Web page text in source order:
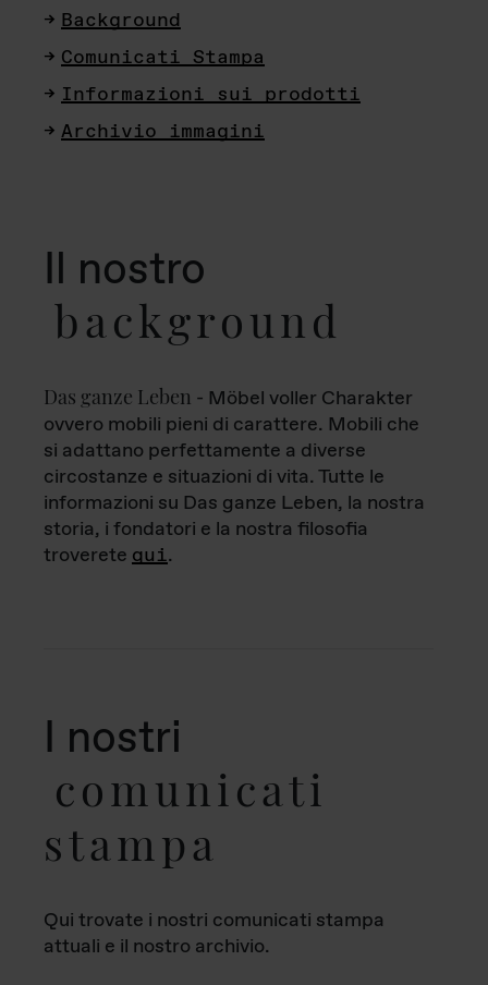
Background
Comunicati Stampa
Informazioni sui prodotti
Archivio immagini
Il nostro
background
Das ganze Leben - Möbel voller Charakter
ovvero mobili pieni di carattere. Mobili che
si adattano perfettamente a diverse
circostanze e situazioni di vita. Tutte le
informazioni su Das ganze Leben, la nostra
storia, i fondatori e la nostra filosofia
troverete qui.
I nostri
comunicati
stampa
Qui trovate i nostri comunicati stampa
attuali e il nostro archivio.